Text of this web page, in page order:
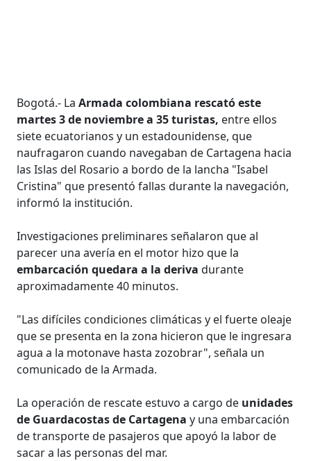
Bogotá.- LaArmada colombiana rescató este
martes 3 de noviembre a 35 turistas, entre ellos
siete ecuatorianos y un estadounidense, que
naufragaron cuando navegaban de Cartagena hacia
las Islas del Rosario a bordo de la lancha "Isabel
Cristina" que presentó fallas durante la navegación,
informó la institución.
Investigaciones preliminares señalaron que al
parecer una avería en el motor hizo que la
embarcación quedara a la deriva durante
aproximadamente 40 minutos.
"Las difíciles condiciones climáticas y el fuerte oleaje
que se presenta en la zona hicieron que le ingresara
agua a la motonave hasta zozobrar", señala un
comunicado de la Armada.
La operación de rescate estuvo a cargo de unidades
de Guardacostas de Cartagena y una embarcación
de transporte de pasajeros que apoyó la labor de
sacar a las personas del mar.